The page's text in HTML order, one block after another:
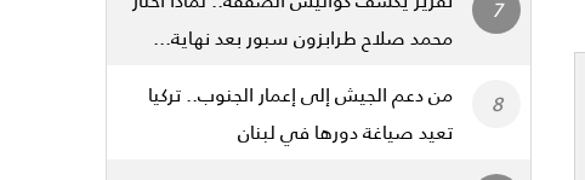
محمد صلاح طرابزون سبور بعد نهاية...
من دعم الجيش إلى إعمار الجنوب.. تركيا
تعيد صياغة دورها في لبنان